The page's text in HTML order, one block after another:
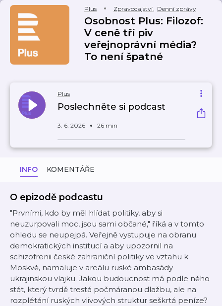
Plus Zpravodajství, Denní zprávy
Osobnost Plus: Filozof:
V ceně tří piv
veřejnoprávní média?
To není špatné
Plus
Poslechněte si podcast
3. 6. 2026 26 min
INFO KOMENTÁŘE
O epizodě podcastu
"Prvními, kdo by měl hlídat politiky, aby si
neuzurpovali moc, jsou sami občané," říká a v tomto
ohledu se neupejpá. Veřejně vystupuje na obranu
demokratických institucí a aby upozornil na
schizofrenii české zahraniční politiky ve vztahu k
Moskvě, namaluje v areálu ruské ambasády
ukrajinskou vlajku. Jakou budoucnost má podle něho
stát, který tvrdě trestá počmáranou dlažbu, ale na
rozplétání ruských vlivových struktur seškrtá peníze?